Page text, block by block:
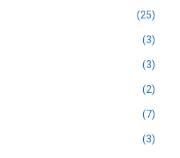
(25)
(3)
(3)
(2)
(7)
(3)